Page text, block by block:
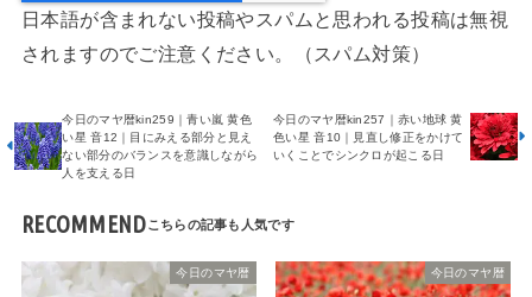
日本語が含まれない投稿やスパムと思われる投稿は無視
されますのでご注意ください。（スパム対策）
今日のマヤ暦kin259｜青い嵐 黄色
い星 音12｜目にみえる部分と見え
ない部分のバランスを意識しながら
人を支える日
今日のマヤ暦kin257｜赤い地球 黄
色い星 音10｜見直し修正をかけて
いくことでシンクロが起こる日
RECOMMEND
今日のマヤ暦 今日のマヤ暦